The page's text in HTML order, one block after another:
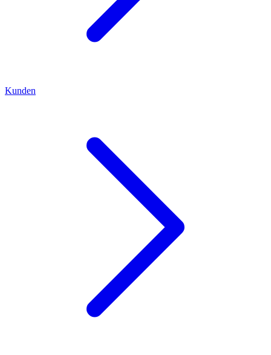
Kunden